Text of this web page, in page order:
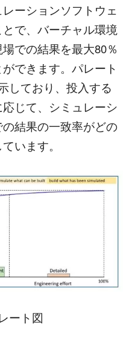
ーションソフトウェ
で、バーチャル環境
での結果を最大80％
できます。パレート
しており、投入する
じて、シミュレーシ
結果の一致率がどの
います。
ート図